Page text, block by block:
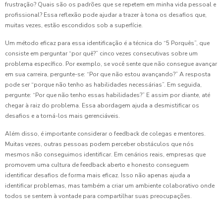
frustração? Quais são os padrões que se repetem em minha vida pessoal e
profissional? Essa reflexão pode ajudar a trazer à tona os desafios que,
muitas vezes, estão escondidos sob a superfície.
Um método eficaz para essa identificação é a técnica do “5 Porquês”, que
consiste em perguntar “por quê?” cinco vezes consecutivas sobre um
problema específico. Por exemplo, se você sente que não consegue avançar
em sua carreira, pergunte-se: “Por que não estou avançando?” A resposta
pode ser “porque não tenho as habilidades necessárias”. Em seguida,
pergunte: “Por que não tenho essas habilidades?” E assim por diante, até
chegar à raiz do problema. Essa abordagem ajuda a desmistificar os
desafios e a torná-los mais gerenciáveis.
Além disso, é importante considerar o feedback de colegas e mentores.
Muitas vezes, outras pessoas podem perceber obstáculos que nós
mesmos não conseguimos identificar. Em cenários reais, empresas que
promovem uma cultura de feedback aberto e honesto conseguem
identificar desafios de forma mais eficaz. Isso não apenas ajuda a
identificar problemas, mas também a criar um ambiente colaborativo onde
todos se sentem à vontade para compartilhar suas preocupações.